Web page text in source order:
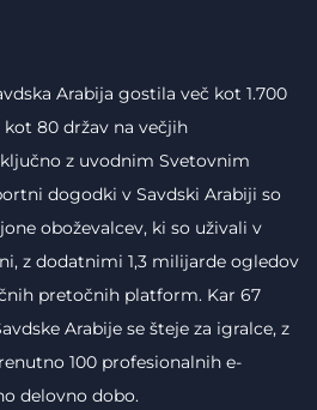
Arabija gostila več kot 1.700
80 držav na večjih
z uvodnim Svetovnim
dogodki v Savdski Arabiji so
oboževalcev, ki so uživali v
z dodatnimi 1,3 milijarde ogledov
pretočnih platform. Kar 67
Arabije se šteje za igralce, z
100 profesionalnih e-
delovno dobo.